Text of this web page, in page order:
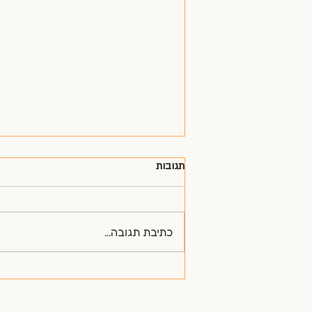
כיצד טראומת ילדות משפיעה על
תגובות
כתיבת תגובה...